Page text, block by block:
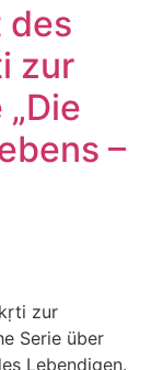
des
zur
–
zur
Serie über
Lebendigen.